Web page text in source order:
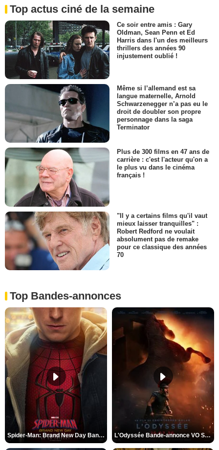
Top actus ciné de la semaine
Ce soir entre amis : Gary
Oldman, Sean Penn et Ed
Harris dans l'un des meilleurs
thrillers des années 90
injustement oublié !
Même si l’allemand est sa
langue maternelle, Arnold
Schwarzenegger n’a pas eu le
droit de doubler son propre
personnage dans la saga
Terminator
Plus de 300 films en 47 ans de
carrière : c'est l'acteur qu'on a
le plus vu dans le cinéma
français !
"Il y a certains films qu'il vaut
mieux laisser tranquilles" :
Robert Redford ne voulait
absolument pas de remake
pour ce classique des années
70
Top Bandes-annonces
Spider-Man: Brand New Day Bande-annonce VO STFR L'Odyssée Bande-annonce VO STFR